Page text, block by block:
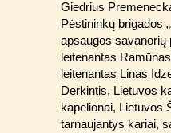
Giedrius
Pėstininkų brigados
apsaugos savanorių
leitenantas
leitenantas Linas
Derkintis, Lietuvos
kapelionai, Lietuvos
tarnaujantys kariai,